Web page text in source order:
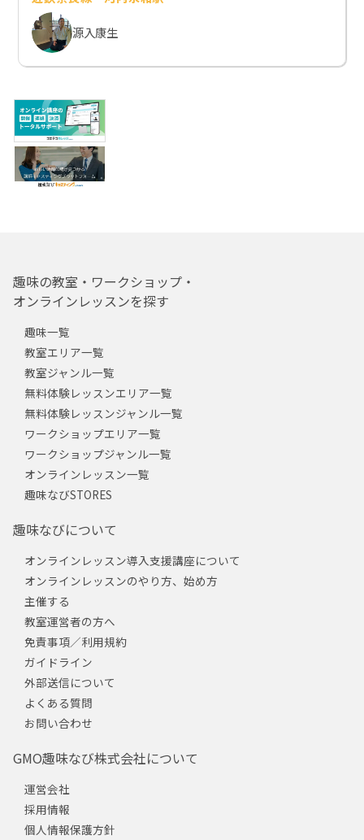
源入康生
趣味の教室・ワークショップ・
オンラインレッスンを探す
趣味一覧
教室エリア一覧
教室ジャンル一覧
無料体験レッスンエリア一覧
無料体験レッスンジャンル一覧
ワークショップエリア一覧
ワークショップジャンル一覧
オンラインレッスン一覧
趣味なびSTORES
趣味なびについて
オンラインレッスン導入支援講座について
オンラインレッスンのやり方、始め方
主催する
教室運営者の方へ
免責事項／利用規約
ガイドライン
外部送信について
よくある質問
お問い合わせ
GMO趣味なび株式会社について
運営会社
採用情報
個人情報保護方針